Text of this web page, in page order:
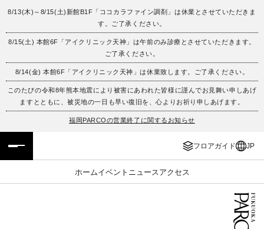
8/13(木)～8/15(土)新館B1F「ココカラファイン調剤」は休業とさせていただきま
す。ご了承ください。
8/15(土) 本館6F「アイクリニック天神」は午前のみ診療とさせていただきます。
ご了承ください。
8/14(金) 本館6F「アイクリニック天神」は休業致します。ご了承ください。
このたびの令和8年熊本地震により被害にあわれた皆様に謹んでお見舞い申しあげ
ますとともに、被災地の一日も早い復旧を、心よりお祈り申しあげます。
福岡PARCOの営業終了に関するお知らせ
フロアガイド JP
ホームイベント ニュース アクセス
フロアガイド
施設案内・アクセス
イベント・ポップアップ
レストラン・カフェ
ENGLISH
繁体字
簡体字
ภาษาไทย